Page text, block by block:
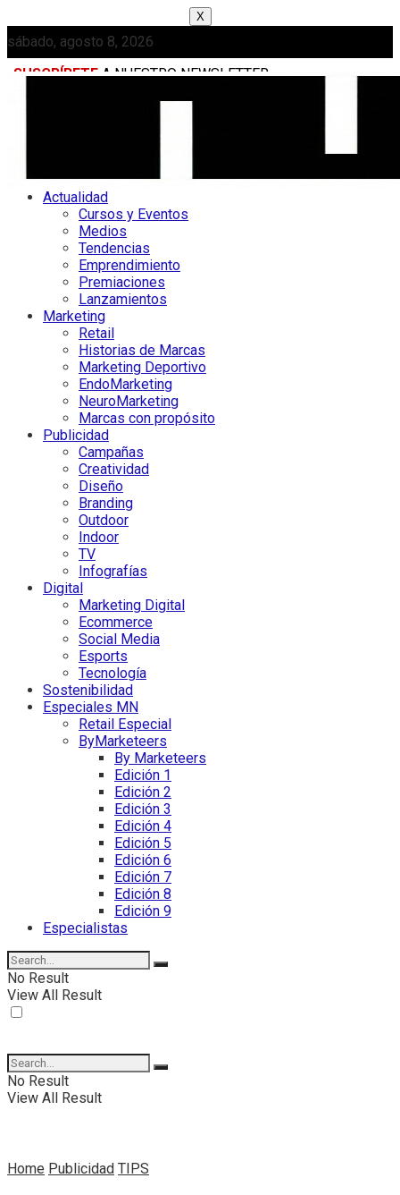
X
sábado, agosto 8, 2026
SUSCRÍBETE A NUESTRO NEWSLETTER
Actualidad
Cursos y Eventos
Medios
Tendencias
Emprendimiento
Premiaciones
Lanzamientos
Marketing
Retail
Historias de Marcas
Marketing Deportivo
EndoMarketing
NeuroMarketing
Marcas con propósito
Publicidad
Campañas
Creatividad
Diseño
Branding
Outdoor
Indoor
TV
Infografías
Digital
Marketing Digital
Ecommerce
Social Media
Esports
Tecnología
Sostenibilidad
Especiales MN
Retail Especial
ByMarketeers
By Marketeers
Edición 1
Edición 2
Edición 3
Edición 4
Edición 5
Edición 6
Edición 7
Edición 8
Edición 9
Especialistas
No Result
View All Result
No Result
View All Result
Home Publicidad TIPS